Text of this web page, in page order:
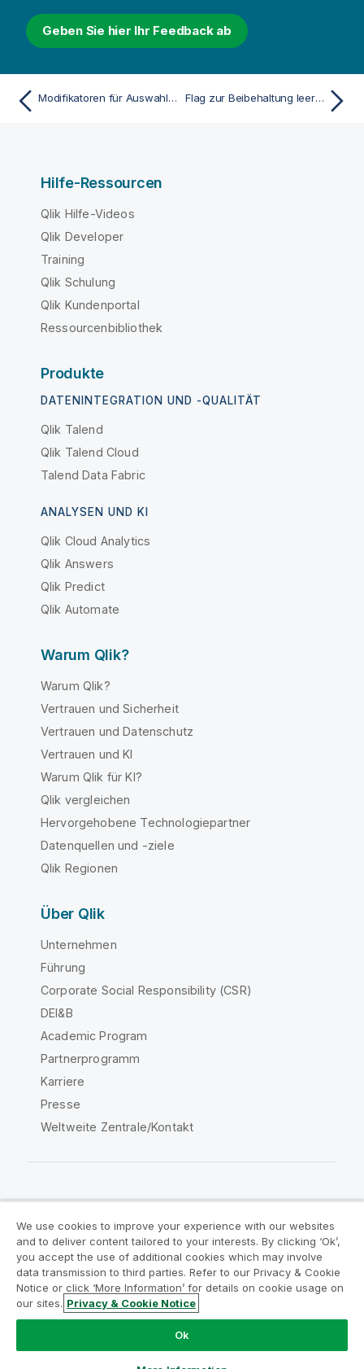
Geben Sie hier Ihr Feedback ab
Modifikatoren für Auswahlformeln mit impliziten Operatoren für Auswahlformeln Flag zur Beibehaltung leerer Sätze
Hilfe-Ressourcen
Qlik Hilfe-Videos
Qlik Developer
Training
Qlik Schulung
Qlik Kundenportal
Ressourcenbibliothek
Produkte
DATENINTEGRATION UND -QUALITÄT
Qlik Talend
Qlik Talend Cloud
Talend Data Fabric
ANALYSEN UND KI
Qlik Cloud Analytics
Qlik Answers
Qlik Predict
Qlik Automate
Warum Qlik?
Warum Qlik?
Vertrauen und Sicherheit
Vertrauen und Datenschutz
Vertrauen und KI
Warum Qlik für KI?
Qlik vergleichen
Hervorgehobene Technologiepartner
Datenquellen und -ziele
Qlik Regionen
Über Qlik
Unternehmen
Führung
Corporate Social Responsibility (CSR)
DEI&B
Academic Program
Partnerprogramm
Karriere
Presse
Weltweite Zentrale/Kontakt
Rechtliche Vereinbarungen
Produktbedingungen
Legal Policies
Legal Policies
Benutzungsbedingungen
Marken
Do Not Share My Info
Copyright © 1993-2026 QlikTech International AB. Alle
We use cookies to improve your experience with our websites
and to deliver content tailored to your interests. By clicking ‘Ok’,
you accept the use of additional cookies which may involve
data transmission to third parties. Refer to our Privacy & Cookie
Notice or click ‘More Information’ for details on cookie usage on
our sites. Privacy & Cookie Notice
Ok